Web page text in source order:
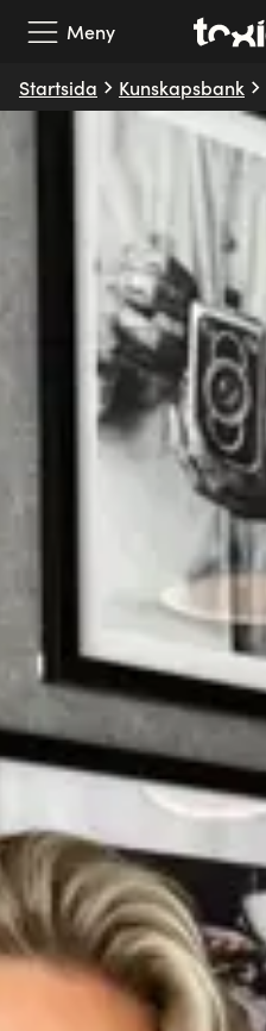
Vårt erbjudande
Våra partners
Om oss
Kunskapsbank
Meny
Startsida Kunskapsbank